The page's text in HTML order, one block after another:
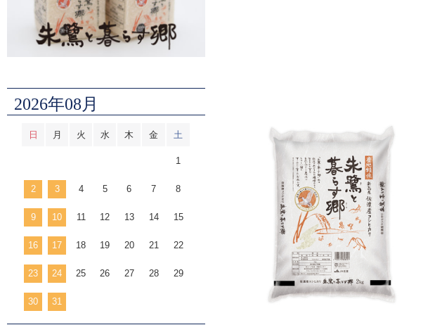
2026年08月
日 月 火 水 木 金 土
1
2 3 4 5 6 7 8
9 10 11 12 13 14 15
16 17 18 19 20 21 22
23 24 25 26 27 28 29
30 31